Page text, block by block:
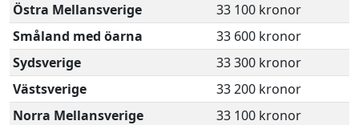
Östra Mellansverige
33 100 kronor
Småland med öarna
33 600 kronor
Sydsverige
33 300 kronor
Västsverige
33 200 kronor
Norra Mellansverige
33 100 kronor